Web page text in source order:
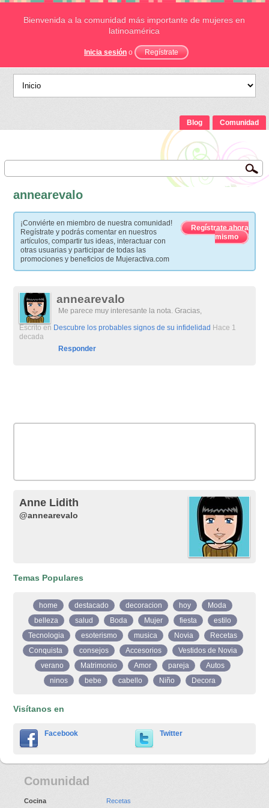
Bienvenida a la comunidad más importante de mujeres en
latinoamérica
Inicia sesión o Regístrate
Blog Comunidad
annearevalo
¡Conviérte en miembro de nuestra comunidad!
Regístrate y podrás comentar en nuestros
artículos, compartir tus ideas, interactuar con
otras usuarias y participar de todas las
promociones y beneficios de Mujeractiva.com
Regístrate ahora
mismo
annearevalo
Me parece muy interesante la nota. Gracias,
Escrito en Descubre los probables signos de su infidelidad Hace 1
decada
Responder
Anne Lidith
@annearevalo
Temas Populares
home destacado decoracion hoy
Moda
belleza
salud Boda Mujer fiesta
estilo
Tecnologia
esoterismo musica Novia
Recetas
Conquista
consejos Accesorios
Vestidos de Novia
verano
Matrimonio Amor pareja
Autos
ninos
bebe cabello Niño Decora
Visítanos en
Facebook Twitter
Comunidad
Cocina Recetas